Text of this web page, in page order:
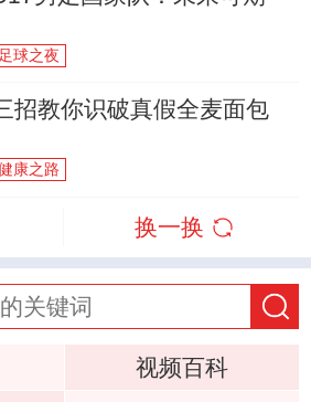
足球之夜
招教你识破真假全麦面包
康之路
换一换
视频百科